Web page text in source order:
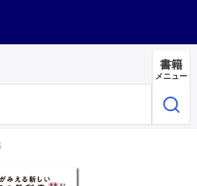
書籍
メニュー